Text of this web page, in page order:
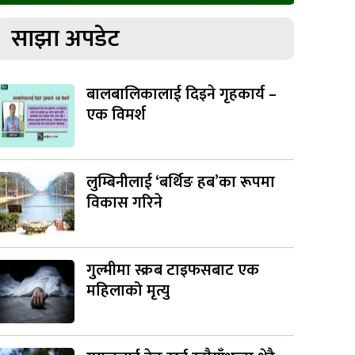
साझा अपडेट
बालबालिकालाई दिइने गृहकार्य –
एक विमर्श
लुम्बिनीलाई ‘बर्थिङ हब’का रूपमा
विकास गरिने
गुल्मीमा स्क्रब टाइफसबाट एक
महिलाको मृत्यु